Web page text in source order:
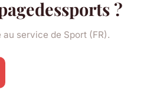
?
service de Sport (FR).